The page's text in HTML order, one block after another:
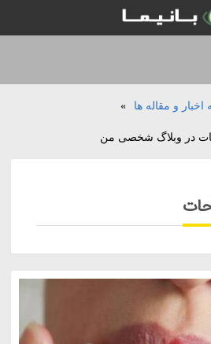
اخبار و مقاله ها »
در وبلاگ شخصی من